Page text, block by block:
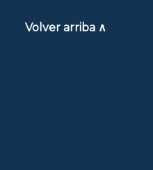
Volver arriba ∧